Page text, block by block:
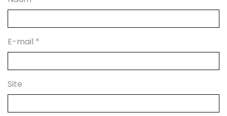
E-mail *
Site